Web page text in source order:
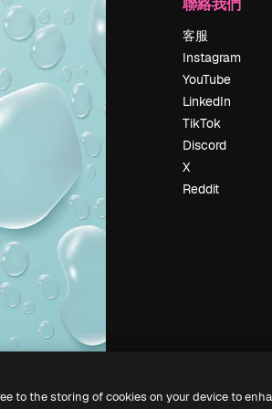
定價
關於我們
評論
工作機會
搜索趨勢
聚會活動
Slidesgo
出售內容
新聞室
正在尋找
magnific.ai
客服
Instagram
YouTube
LinkedIn
TikTok
Discord
X
Reddit
to the storing of cookies on your device to